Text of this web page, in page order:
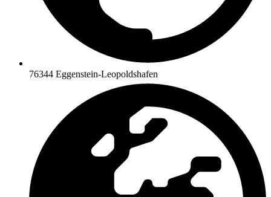
76344 Eggenstein-Leopoldshafen